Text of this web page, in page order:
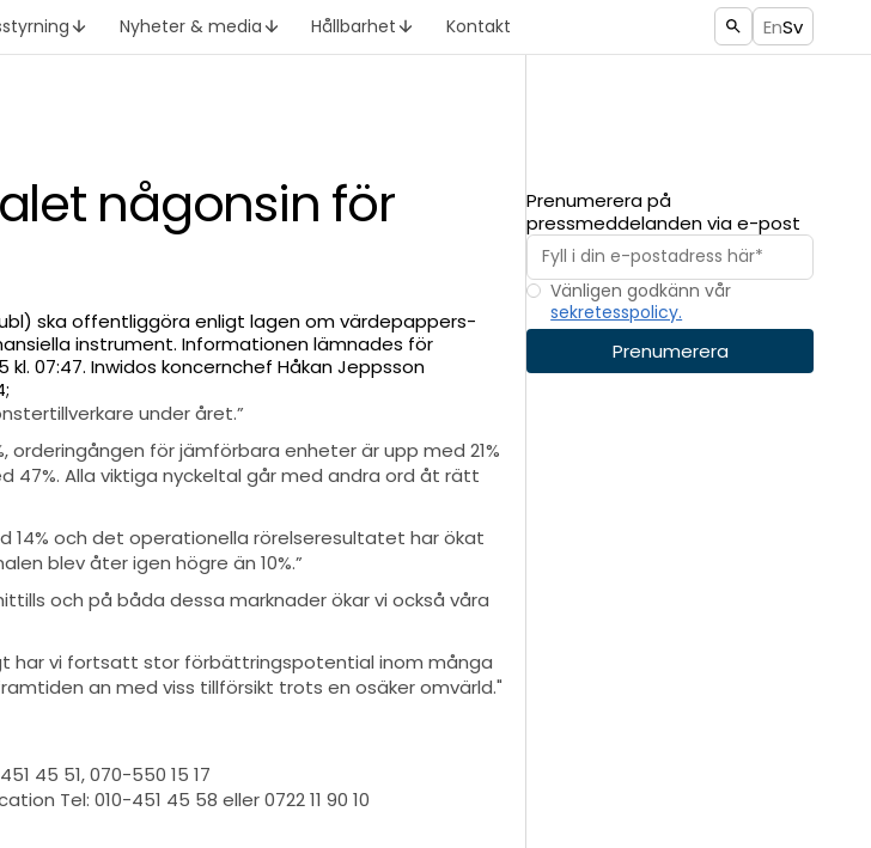
Nyheter & media Hållbarhet Kontakt EnSv
någonsin för
ska offentliggöra enligt lagen om värdepappers-
instrument. Informationen lämnades för
07:47. Inwidos koncernchef Håkan Jeppsson
under året.”
orderingången för jämförbara enheter är upp med 21%
Alla viktiga nyckeltal går med andra ord åt rätt
14% och det operationella rörelseresultatet har ökat
blev åter igen högre än 10%.”
och på båda dessa marknader ökar vi också våra
har vi fortsatt stor förbättringspotential inom många
an med viss tillförsikt trots en osäker omvärld."
45 51, 070-550 15 17
Tel: 010-451 45 58 eller 0722 11 90 10
Prenumerera på
pressmeddelanden via e-post
Vänligen godkänn vår
sekretesspolicy.